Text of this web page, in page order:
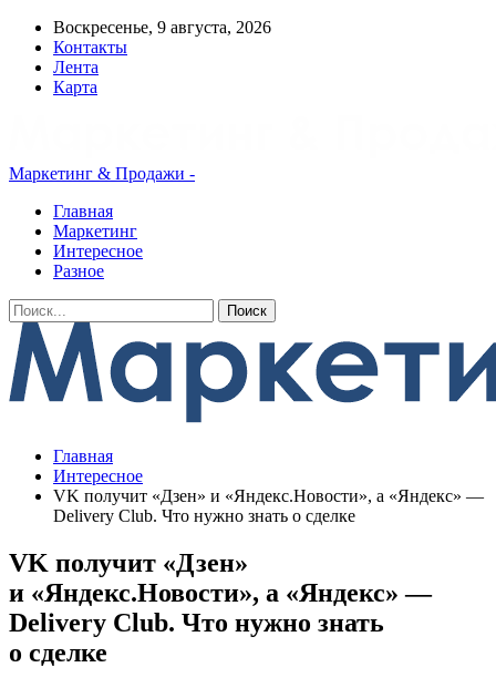
Воскресенье, 9 августа, 2026
Контакты
Лента
Карта
Маркетинг & Продажи -
Главная
Маркетинг
Интересное
Разное
Главная
Интересное
VK получит «Дзен» и «Яндекс.Новости», а «Яндекс» —
Delivery Club. Что нужно знать о сделке
VK получит «Дзен»
и «Яндекс.Новости», а «Яндекс» —
Delivery Club. Что нужно знать
о сделке